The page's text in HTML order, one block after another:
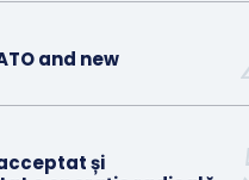
and new
și